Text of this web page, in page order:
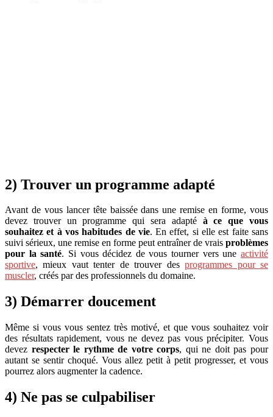
2) Trouver un programme adapté
Avant de vous lancer tête baissée dans une remise en forme, vous
devez trouver un programme qui sera adaptéà ce que vous
souhaitez et à vos habitudes de vie. En effet, si elle est faite sans
suivi sérieux, une remise en forme peut entraîner de vrais problèmes
pour la santé. Si vous décidez de vous tourner vers uneactivité
sportive, mieux vaut tenter de trouver desprogrammes pour se
muscler, créés par des professionnels du domaine.
3) Démarrer doucement
Même si vous vous sentez très motivé, et que vous souhaitez voir
des résultats rapidement, vous ne devez pas vous précipiter. Vous
devez respecter le rythme de votre corps, qui ne doit pas pour
autant se sentir choqué. Vous allez petit à petit progresser, et vous
pourrez alors augmenter la cadence.
4) Ne pas se culpabiliser